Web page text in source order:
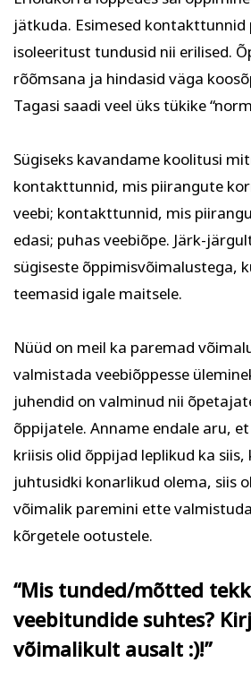
jätkuda. Esimesed kontakttunnid
isoleeritust tundusid nii erilised.
rõõmsana ja hindasid väga
Tagasi saadi veel üks tükike
Sügiseks kavandame koolitusi
kontakttunnid, mis piirangute
veebi; kontakttunnid, mis
edasi; puhas veebiõpe. Järk-
sügiseste õppimisvõimalustega,
teemasid igale maitsele.
Nüüd on meil ka paremad
valmistada veebiõppesse
juhendid on valminud nii
õppijatele. Anname endale aru,
kriisis olid õppijad leplikud ka
juhtusidki konarlikud olema, siis
võimalik paremini ette
kõrgetele ootustele.
“Mis tunded/mõtted
veebitundide suhtes?
võimalikult ausalt :)!”